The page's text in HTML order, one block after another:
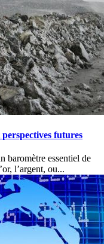
futures
baromètre essentiel de
l’argent, ou...